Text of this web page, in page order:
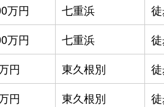
960万円 清川口
100万円 渡島当別
1,400万円 清川口
万円 七重浜
万円 七重浜
円 東久根別
円 東久根別